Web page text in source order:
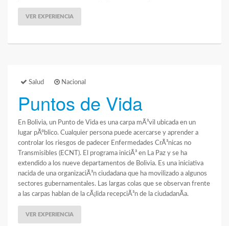
VER EXPERIENCIA
Salud Nacional
Puntos de Vida
En Bolivia, un Punto de Vida es una carpa mÃ³vil ubicada en un
lugar pÃºblico. Cualquier persona puede acercarse y aprender a
controlar los riesgos de padecer Enfermedades CrÃ³nicas no
Transmisibles (ECNT). El programa iniciÃ³ en La Paz y se ha
extendido a los nueve departamentos de Bolivia. Es una iniciativa
nacida de una organizaciÃ³n ciudadana que ha movilizado a algunos
sectores gubernamentales. Las largas colas que se observan frente
a las carpas hablan de la cÃ¡lida recepciÃ³n de la ciudadanÃ­a.
VER EXPERIENCIA